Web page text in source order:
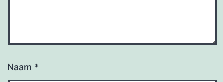
Naam *